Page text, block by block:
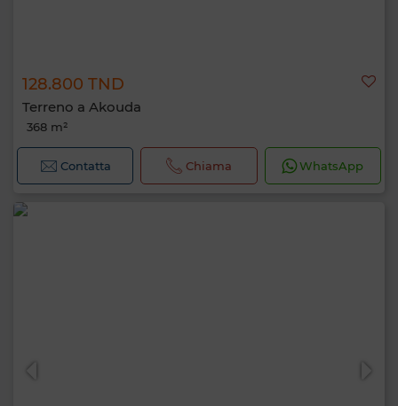
128.800 TND
Terreno a Akouda
368 m²
Contatta Chiama WhatsApp